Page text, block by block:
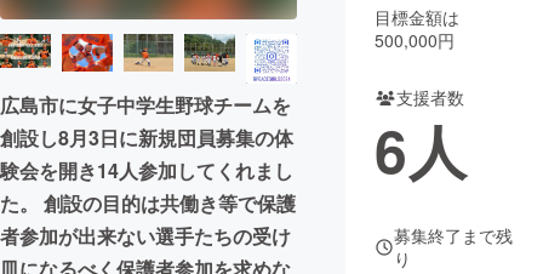
まちづくり・地域活性化
CAMPFIRE for Social Good
CAMPFIRE Creation
CAMPFIREふるさと納税machi-ya コミュニティ
広島市に女子中学生野球チームを
創設し8月3日に新規団員募集の体
験会を開き14人参加してくれまし
た。 創設の目的は共働き等で保護
者参加が出来ない選手たちの受け
目標金額は
500,000円
支援者数
6人
募集終了まで残
り